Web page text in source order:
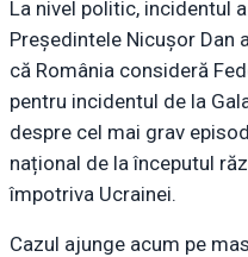
La nivel politic, incidentul
Președintele Nicușor Dan
că România consideră
pentru incidentul de la
despre cel mai grav
național de la începutul
împotriva Ucrainei.
Cazul ajunge acum pe